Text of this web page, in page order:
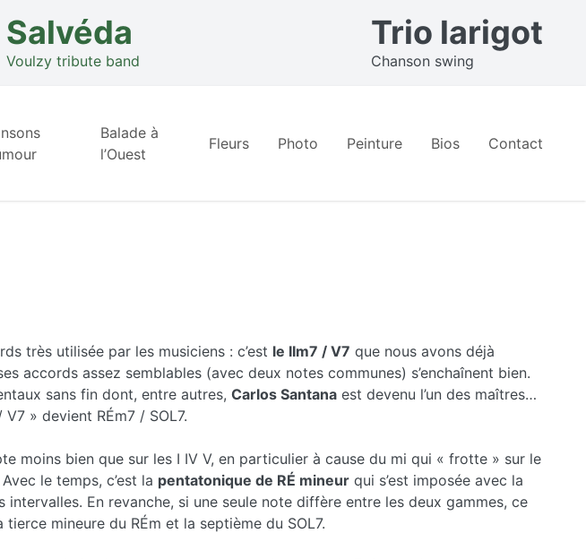
Salvéda
Voulzy tribute band
Trio larigot
Chanson swing
Balade à
l’Ouest
Fleurs Photo Peinture Bios Contact
très utilisée par les musiciens : c’est le IIm7 / V7 que nous avons déjà
accords assez semblables (avec deux notes communes) s’enchaînent bien.
sans fin dont, entre autres, Carlos Santana est devenu l’un des maîtres…
» devient RÉm7 / SOL7.
moins bien que sur les I IV V, en particulier à cause du mi qui « frotte » sur le
le temps, c’est la pentatonique de RÉ mineur qui s’est imposée avec la
En revanche, si une seule note diffère entre les deux gammes, ce
mineure du RÉm et la septième du SOL7.